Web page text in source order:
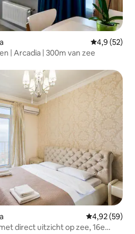
4,9 (52)
| Arcadia | 300m van zee
Gemiddelde
4,92 (59)
direct uitzicht op zee, 16e